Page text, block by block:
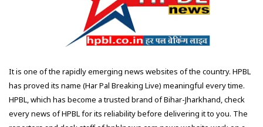
It is one of the rapidly emerging news websites of the country. HPBL
has proved its name (Har Pal Breaking Live) meaningful every time.
HPBL, which has become a trusted brand of Bihar-Jharkhand, check
every news of HPBL for its reliability before delivering it to you. The